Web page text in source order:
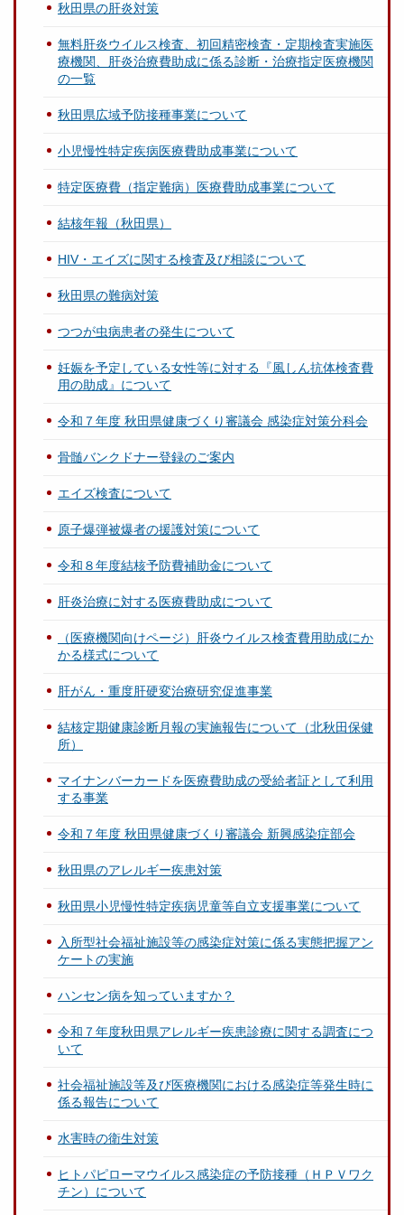
秋田県の肝炎対策
無料肝炎ウイルス検査、初回精密検査・定期検査実施医
療機関、肝炎治療費助成に係る診断・治療指定医療機関
の一覧
秋田県広域予防接種事業について
小児慢性特定疾病医療費助成事業について
特定医療費（指定難病）医療費助成事業について
結核年報（秋田県）
HIV・エイズに関する検査及び相談について
秋田県の難病対策
つつが虫病患者の発生について
妊娠を予定している女性等に対する『風しん抗体検査費
用の助成』について
令和７年度 秋田県健康づくり審議会 感染症対策分科会
骨髄バンクドナー登録のご案内
エイズ検査について
原子爆弾被爆者の援護対策について
令和８年度結核予防費補助金について
肝炎治療に対する医療費助成について
（医療機関向けページ）肝炎ウイルス検査費用助成にか
かる様式について
肝がん・重度肝硬変治療研究促進事業
結核定期健康診断月報の実施報告について（北秋田保健
所）
マイナンバーカードを医療費助成の受給者証として利用
する事業
令和７年度 秋田県健康づくり審議会 新興感染症部会
秋田県のアレルギー疾患対策
秋田県小児慢性特定疾病児童等自立支援事業について
入所型社会福祉施設等の感染症対策に係る実態把握アン
ケートの実施
ハンセン病を知っていますか？
令和７年度秋田県アレルギー疾患診療に関する調査につ
いて
社会福祉施設等及び医療機関における感染症等発生時に
係る報告について
水害時の衛生対策
ヒトパピローマウイルス感染症の予防接種（ＨＰＶワク
チン）について